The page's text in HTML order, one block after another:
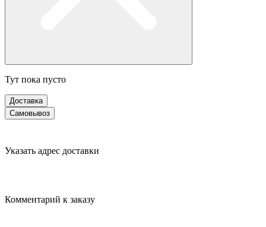
Тут пока пусто
Доставка
Самовывоз
Указать адрес доставки
Комментарий к заказу